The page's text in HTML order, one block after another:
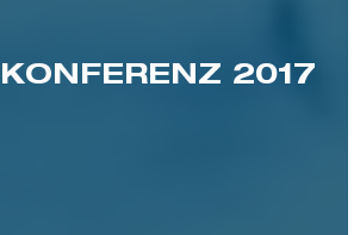
2017